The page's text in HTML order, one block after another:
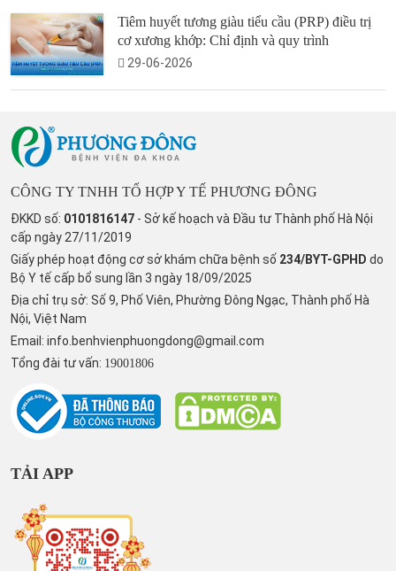
Tiêm huyết tương giàu tiểu cầu (PRP) điều trị
cơ xương khớp: Chỉ định và quy trình
29-06-2026
CÔNG TY TNHH TỔ HỢP Y TẾ PHƯƠNG ĐÔNG
ĐKKD số: 0101816147 - Sở kế hoạch và Đầu tư Thành phố Hà Nội
cấp ngày 27/11/2019
Giấy phép hoạt động cơ sở khám chữa bệnh số 234/BYT-GPHD do
Bộ Y tế cấp bổ sung lần 3 ngày 18/09/2025
Địa chỉ trụ sở: Số 9, Phố Viên, Phường Đông Ngạc, Thành phố Hà
Nội, Việt Nam
Email: info.benhvienphuongdong@gmail.com
Tổng đài tư vấn: 19001806
TẢI APP